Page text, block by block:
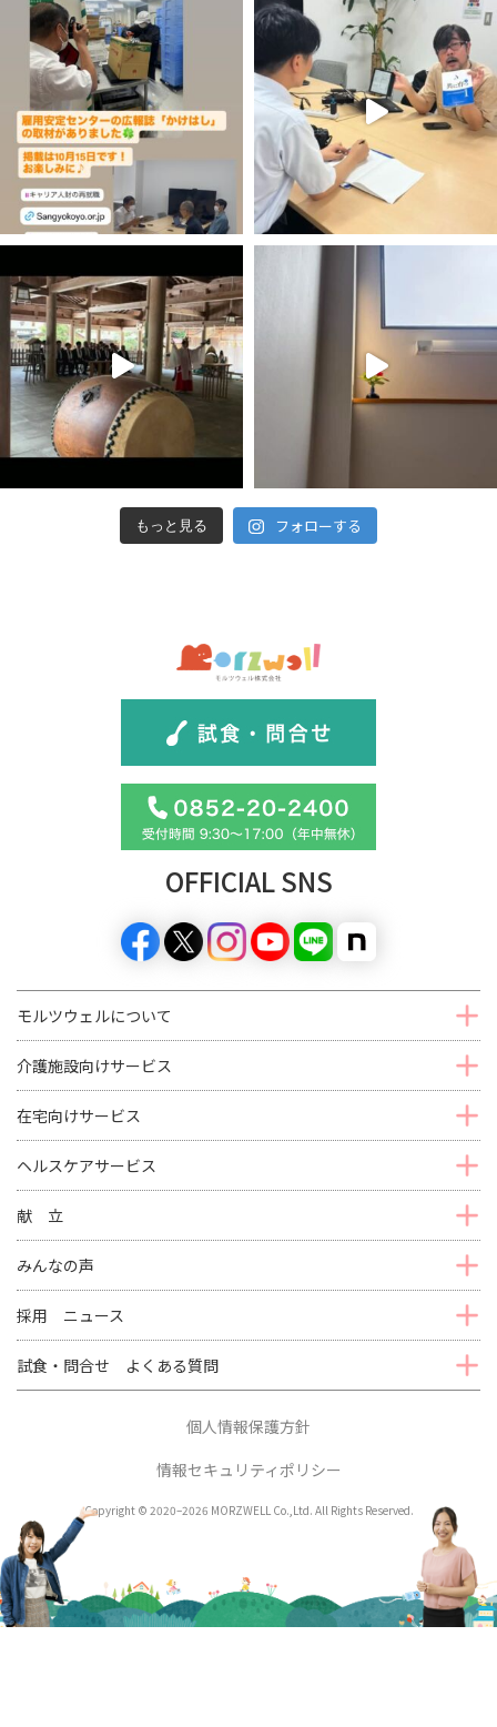
もっと見る フォローする
OFFICIAL SNS
モルツウェルについて
介護施設向けサービス
在宅向けサービス
ヘルスケアサービス
献 立
みんなの声
採用 ニュース
試食・問合せ よくある質問
個人情報保護方針
情報セキュリティポリシー
Copyright © 2020–2026 MORZWELL Co.,Ltd. All Rights Reserved.